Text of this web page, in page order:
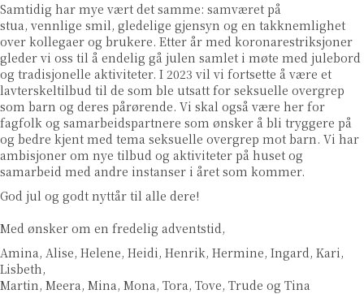
Samtidig har mye vært det samme: samværet på
stua, vennlige smil, gledelige gjensyn og en takknemlighet
over kollegaer og brukere. Etter år med koronarestriksjoner
gleder vi oss til å endelig gå julen samlet i møte med julebord
og tradisjonelle aktiviteter. I 2023 vil vi fortsette å være et
lavterskeltilbud til de som ble utsatt for seksuelle overgrep
som barn og deres pårørende. Vi skal også være her for
fagfolk og samarbeidspartnere som ønsker å bli tryggere på
og bedre kjent med tema seksuelle overgrep mot barn. Vi har
ambisjoner om nye tilbud og aktiviteter på huset og
samarbeid med andre instanser i året som kommer.
God jul og godt nyttår til alle dere!
Med ønsker om en fredelig adventstid,
Amina, Alise, Helene, Heidi, Henrik, Hermine, Ingard, Kari,
Lisbeth,
Martin, Meera, Mina, Mona, Tora, Tove, Trude og Tina